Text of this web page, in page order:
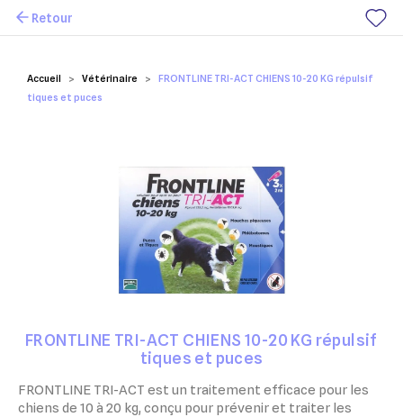
Mes favoris
Accueil Vétérinaire
FRONTLINE TRI-ACT CHIENS 10-20 KG répulsif
tiques et puces
Retour
FRONTLINE TRI-ACT CHIENS 10-20 KG répulsif
tiques et puces
FRONTLINE TRI-ACT est un traitement efficace pour les
chiens de 10 à 20 kg, conçu pour prévenir et traiter les